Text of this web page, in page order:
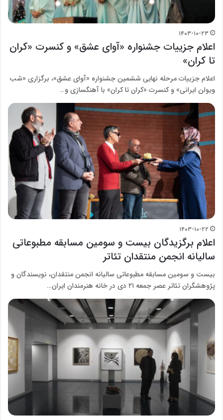
۱۴۰۳-۱۰-۲۳
اعلام جزییات جشنواره «آوای عشق» و کنسرت «کران
تا کران»
اعلام جزییات مرحله نهایی ششمین جشنواره «آوای عشق»، برگزاری «شب
ویولن ایرانی» و کنسرت «کران تا کران» با آهنگسازی و…
۱۴۰۳-۱۰-۲۲
اعلام برگزیدگان بیست و سومین مسابقه مطبوعاتی
سالیانه انجمن منتقدان تئاتر
بیست و سومین مسابقه مطبوعاتی سالیانه انجمن منتقدان، نویسندگان و
پژوهشگران تئاتر عصر جمعه ۲۱ دی در خانه هنرمندان ایران…